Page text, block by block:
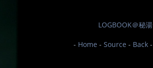
LOGBOOK＠秘湯
- Home - Source - Back -